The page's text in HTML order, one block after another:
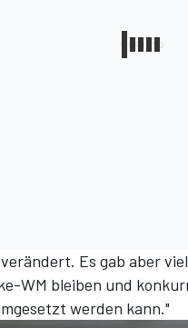
Es gab aber
WM bleiben und
werden kann."